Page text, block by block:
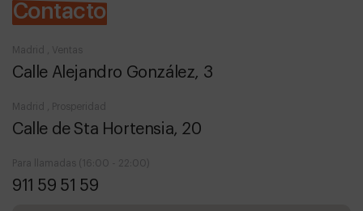
Contacto
Madrid , Ventas
Calle Alejandro González, 3
Madrid , Prosperidad
Calle de Sta Hortensia, 20
Para llamadas (16:00 - 22:00)
911 59 51 59